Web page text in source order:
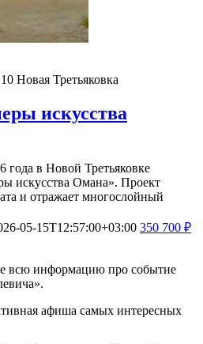
Новая Третьяковка
искусства
года в Новой Третьяковке
искусства Омана». Проект
и отражает многослойный
05-15T12:57:00+03:00 350 700 ₽
всю информацию про событие
афиша самых интересных